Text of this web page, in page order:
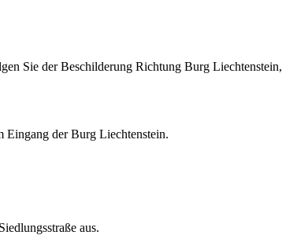
Sie der Beschilderung Richtung Burg Liechtenstein,
Eingang der Burg Liechtenstein.
aus.